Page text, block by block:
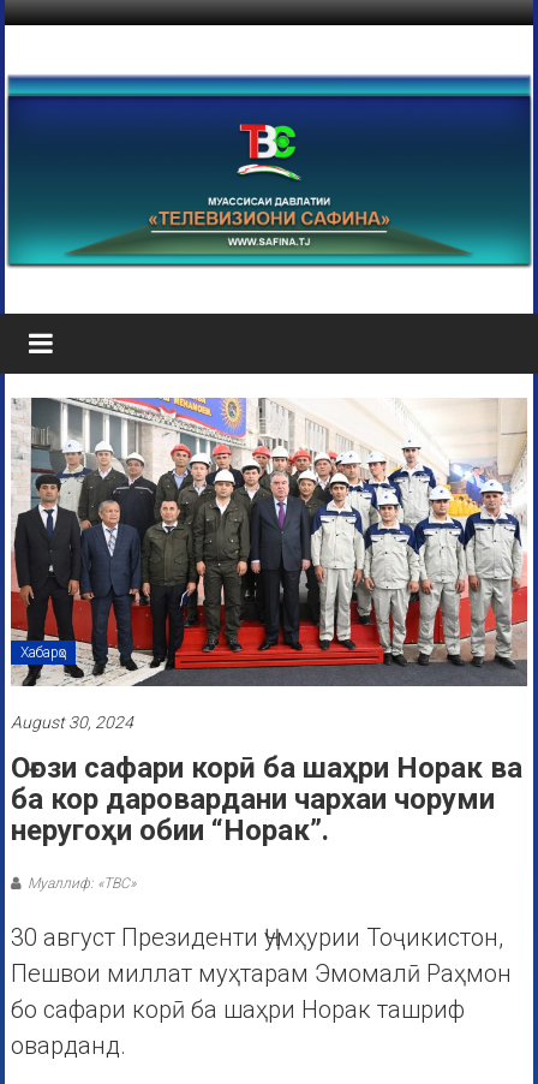
Хабарҳо
August 30, 2024
Оғози сафари корӣ ба шаҳри Норак ва
ба кор даровардани чархаи чоруми
неругоҳи обии “Норак”.
Муаллиф: «ТВС»
30 август Президенти Ҷумҳурии Тоҷикистон,
Пешвои миллат муҳтарам Эмомалӣ Раҳмон
бо сафари корӣ ба шаҳри Норак ташриф
оварданд.